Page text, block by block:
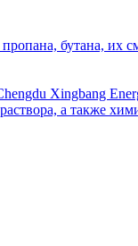
бутана, их
Xingbang
а также